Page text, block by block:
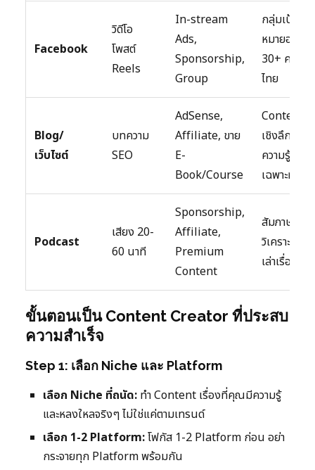
Facebook
วิดีโอ
โพสต์
Reels
In-stream
Ads,
Sponsorship,
Group
กลุ่มเป้า
หมายอายุ
30+ คน
ไทย
Blog/
เว็บไซต์
บทความ
SEO
AdSense,
Affiliate, ขาย
E-
Book/Course
Content
เชิงลึก
ความรู้
เฉพาะทาง
Podcast
เสียง 20-
60 นาที
Sponsorship,
Affiliate,
Premium
Content
สัมภาษณ์
วิเคราะห์
เล่าเรื่อง
ขั้นตอนเป็น Content Creator ที่ประสบ
ความสำเร็จ
Step 1: เลือก Niche และ Platform
เลือก Niche ที่ถนัด: ทำ Content เรื่องที่คุณมีความรู้
และหลงใหลจริงๆ ไม่ใช่แค่ตามเทรนด์
เลือก 1-2 Platform:โฟกัส 1-2 Platform ก่อน อย่า
กระจายทุก Platform พร้อมกัน